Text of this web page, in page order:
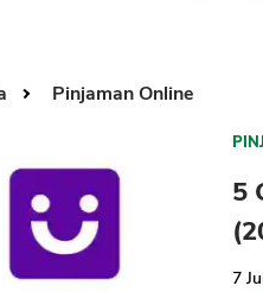
Pinjaman Online
5
7